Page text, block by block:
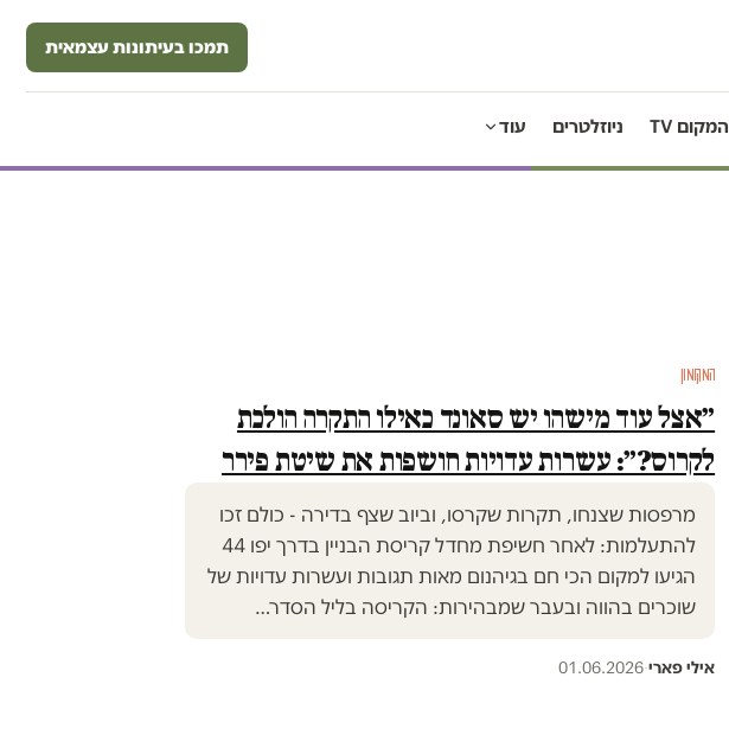
תמכו בעיתונות עצמאית
המקום TV ניוזלטרים עוד
המקומון
״אצל עוד מישהו יש סאונד כאילו התקרה הולכת
לקרוס?״: עשרות עדויות חושפות את שיטת פירר
מרפסות שצנחו, תקרות שקרסו, וביוב שצף בדירה - כולם זכו
להתעלמות: לאחר חשיפת מחדל קריסת הבניין בדרך יפו 44
הגיעו למקום הכי חם בגיהנום מאות תגובות ועשרות עדויות של
שוכרים בהווה ובעבר שמבהירות: הקריסה בליל הסדר…
אילי פארי·
01.06.2026